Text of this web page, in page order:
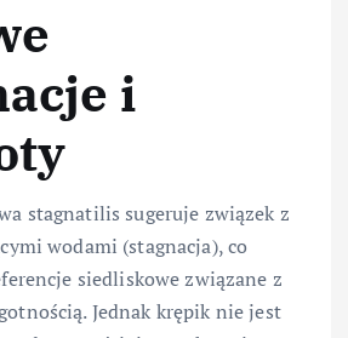
i
stagnatilis sugeruje związek z
wodami (stagnacja), co
siedliskowe związane z
Jednak krępik nie jest